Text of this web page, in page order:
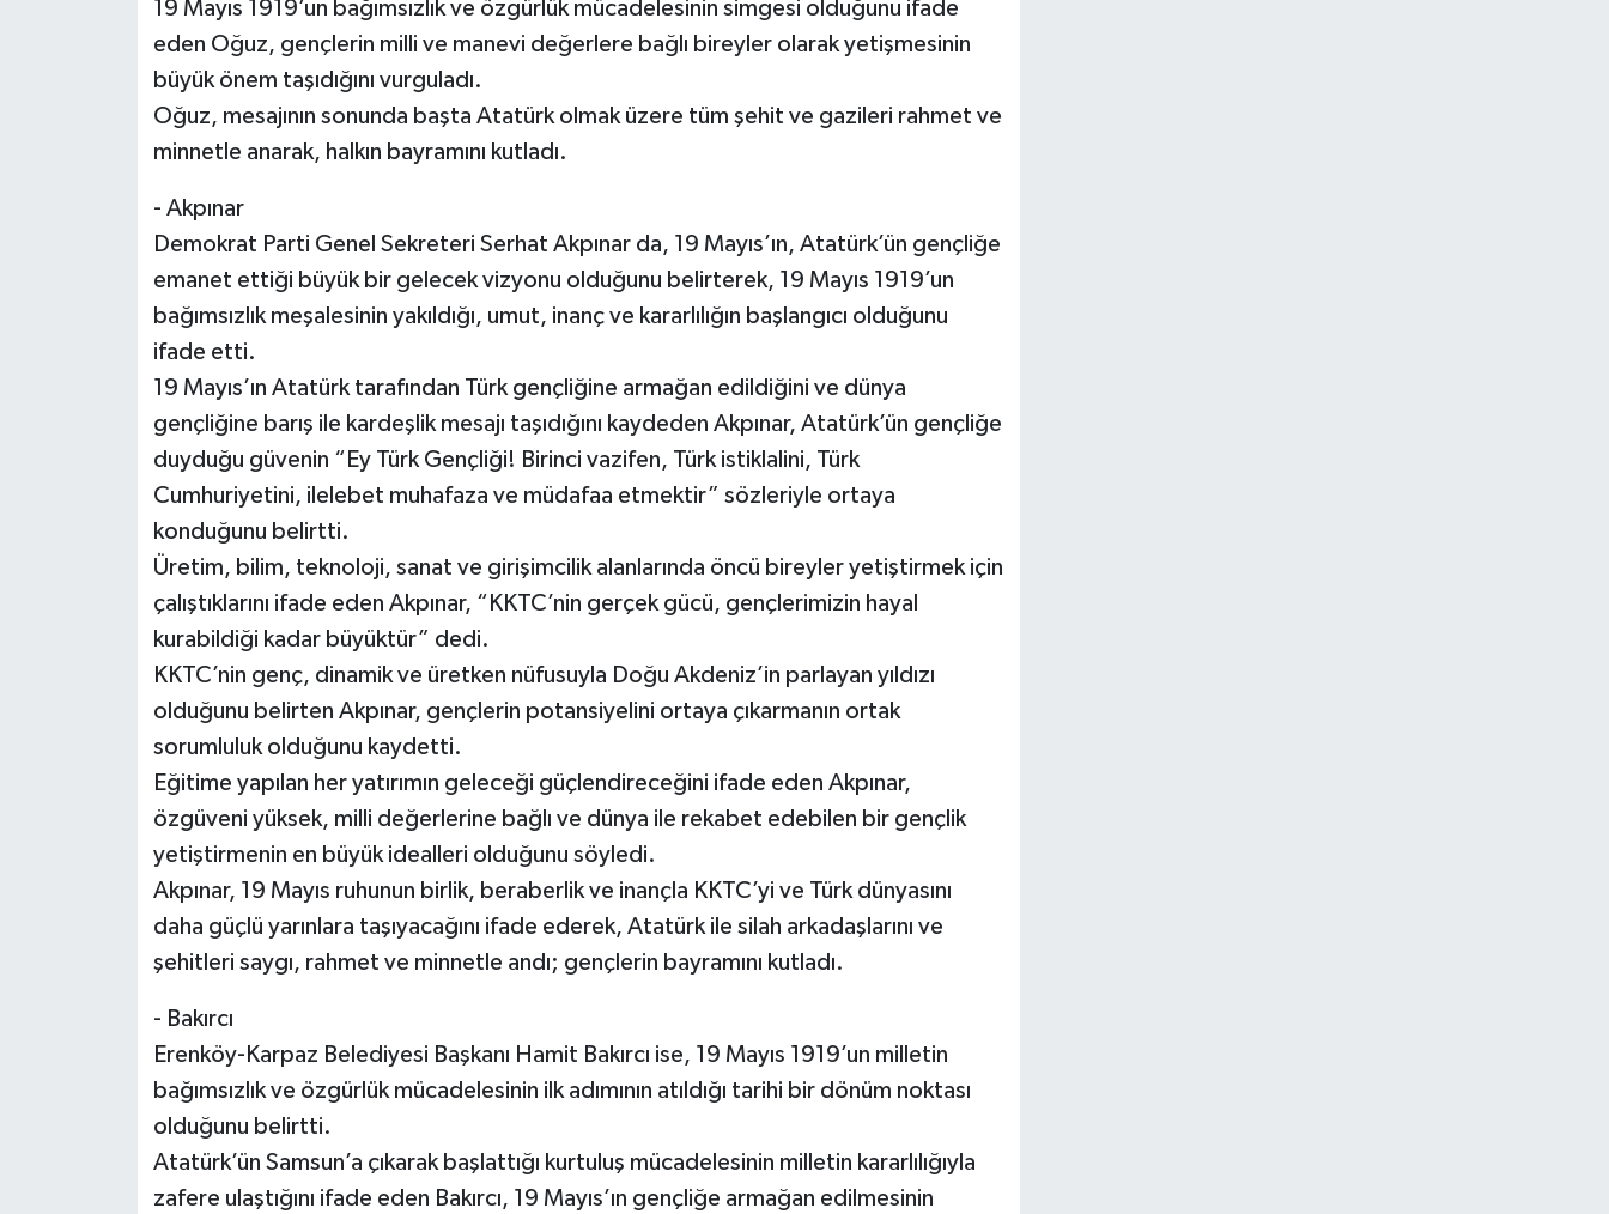
19 Mayıs 1919’un bağımsızlık ve özgürlük mücadelesinin simgesi olduğunu ifade
eden Oğuz, gençlerin milli ve manevi değerlere bağlı bireyler olarak yetişmesinin
büyük önem taşıdığını vurguladı.
Oğuz, mesajının sonunda başta Atatürk olmak üzere tüm şehit ve gazileri rahmet ve
minnetle anarak, halkın bayramını kutladı.
- Akpınar
Demokrat Parti Genel Sekreteri Serhat Akpınar da, 19 Mayıs’ın, Atatürk’ün gençliğe
emanet ettiği büyük bir gelecek vizyonu olduğunu belirterek, 19 Mayıs 1919’un
bağımsızlık meşalesinin yakıldığı, umut, inanç ve kararlılığın başlangıcı olduğunu
ifade etti.
19 Mayıs’ın Atatürk tarafından Türk gençliğine armağan edildiğini ve dünya
gençliğine barış ile kardeşlik mesajı taşıdığını kaydeden Akpınar, Atatürk’ün gençliğe
duyduğu güvenin “Ey Türk Gençliği! Birinci vazifen, Türk istiklalini, Türk
Cumhuriyetini, ilelebet muhafaza ve müdafaa etmektir” sözleriyle ortaya
konduğunu belirtti.
Üretim, bilim, teknoloji, sanat ve girişimcilik alanlarında öncü bireyler yetiştirmek için
çalıştıklarını ifade eden Akpınar, “KKTC’nin gerçek gücü, gençlerimizin hayal
kurabildiği kadar büyüktür” dedi.
KKTC’nin genç, dinamik ve üretken nüfusuyla Doğu Akdeniz’in parlayan yıldızı
olduğunu belirten Akpınar, gençlerin potansiyelini ortaya çıkarmanın ortak
sorumluluk olduğunu kaydetti.
Eğitime yapılan her yatırımın geleceği güçlendireceğini ifade eden Akpınar,
özgüveni yüksek, milli değerlerine bağlı ve dünya ile rekabet edebilen bir gençlik
yetiştirmenin en büyük idealleri olduğunu söyledi.
Akpınar, 19 Mayıs ruhunun birlik, beraberlik ve inançla KKTC’yi ve Türk dünyasını
daha güçlü yarınlara taşıyacağını ifade ederek, Atatürk ile silah arkadaşlarını ve
şehitleri saygı, rahmet ve minnetle andı; gençlerin bayramını kutladı.
- Bakırcı
Erenköy-Karpaz Belediyesi Başkanı Hamit Bakırcı ise, 19 Mayıs 1919’un milletin
bağımsızlık ve özgürlük mücadelesinin ilk adımının atıldığı tarihi bir dönüm noktası
olduğunu belirtti.
Atatürk’ün Samsun’a çıkarak başlattığı kurtuluş mücadelesinin milletin kararlılığıyla
zafere ulaştığını ifade eden Bakırcı, 19 Mayıs’ın gençliğe armağan edilmesinin